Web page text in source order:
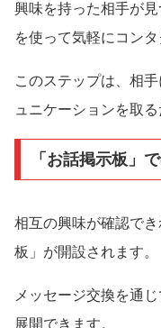
興味を持った相手が
を使って気軽にコン
このステップは、相
ュニケーションを取
「お話掲示板」
相互の興味が確認で
板」が開設されます。
メッセージ交換を通
展開できます。